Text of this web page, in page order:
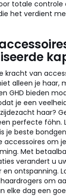
totale controle
het verdient
kracht van
alleen je haar,
GHD bieden
je een
haar?
perfecte föhn.
je beste
accessoires om
Met
verandert u
ontspanning.
om
elke dag een